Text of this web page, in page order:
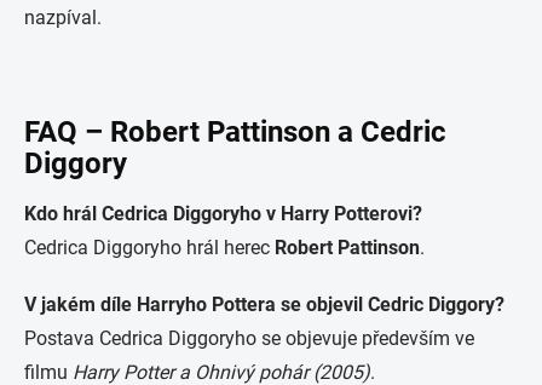
nazpíval.
FAQ – Robert Pattinson a Cedric
Diggory
Kdo hrál Cedrica Diggoryho v Harry Potterovi?
Cedrica Diggoryho hrál herec Robert Pattinson.
V jakém díle Harryho Pottera se objevil Cedric Diggory?
Postava Cedrica Diggoryho se objevuje především ve
filmu Harry Potter a Ohnivý pohár (2005).